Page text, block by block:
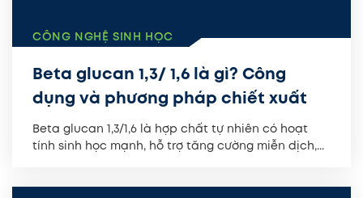
CÔNG NGHỆ SINH HỌC
Beta glucan 1,3/ 1,6 là gì? Công
dụng và phương pháp chiết xuất
Beta glucan 1,3/1,6 là hợp chất tự nhiên có hoạt
tính sinh học mạnh, hỗ trợ tăng cường miễn dịch,...